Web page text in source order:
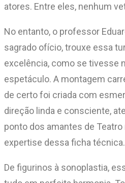
atores. Entre eles, nenhum
No entanto, o professor
sagrado ofício, trouxe essa
excelência, como se tivesse
espetáculo. A montagem
de certo foi criada com
direção linda e consciente,
ponto dos amantes de
expertise dessa ficha técnica.
De figurinos à sonoplastia,